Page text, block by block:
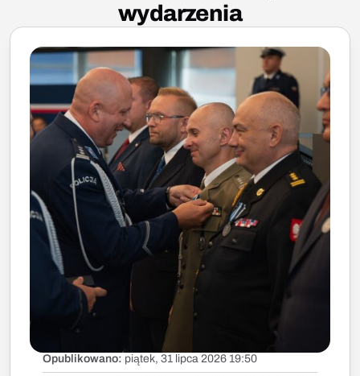
wydarzenia
Opublikowano: piątek, 31 lipca 2026 19:50